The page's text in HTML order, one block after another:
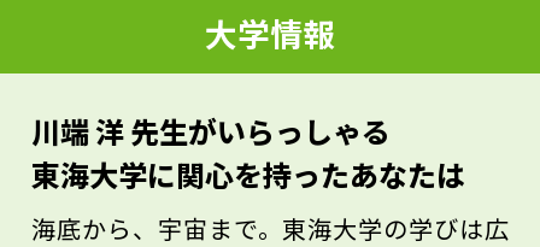
のときの私のようにモチベーションが持て
ないなら、自分の興味のあることと勉強と
のつながりをインターネットなどで調べて
みれば、きっとやる気が出るのではないで
大学情報
川端 洋 先生がいらっしゃる
東海大学に関心を持ったあなたは
海底から、宇宙まで。東海大学の学びは広